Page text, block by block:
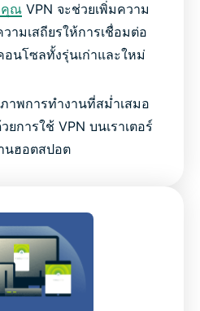
คุณ VPN จะช่วยเพิ่มความ
ามเสถียรให้การเชื่อมต่อ
นโซลทั้งรุ่นเก่าและใหม่
าพการทำงานที่สม่ำเสมอ
การใช้ VPN บนเราเตอร์
นฮอตสปอต